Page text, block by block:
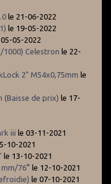
le 21-06-2022
le 19-05-2022
05-2022
1000) Celestron le 22-
2" M54x0,75mm le
(Baisse de prix) le 17-
iii le 03-11-2021
10-2021
le 13-10-2021
76° le 12-10-2021
le 07-10-2021